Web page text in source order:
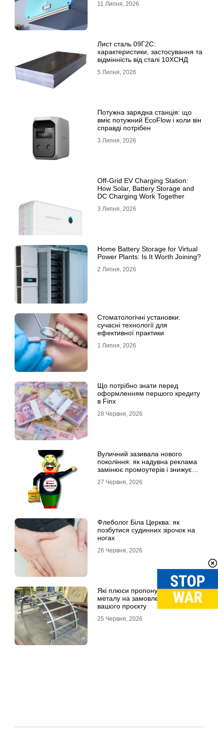
11 Липня, 2026
Лист сталь 09Г2С:
характеристики, застосування та
відмінність від сталі 10ХСНД
5 Липня, 2026
Потужна зарядна станція: що
вміє потужний EcoFlow і коли він
справді потрібен
3 Липня, 2026
Off-Grid EV Charging Station:
How Solar, Battery Storage and
DC Charging Work Together
3 Липня, 2026
Home Battery Storage for Virtual
Power Plants: Is It Worth Joining?
2 Липня, 2026
Стоматологічні установки:
сучасні технології для
ефективної практики
1 Липня, 2026
Що потрібно знати перед
оформленням першого кредиту
в Finx
28 Червня, 2026
Вуличний зазивала нового
покоління: як надувна реклама
замінює промоутерів і знижує
27 Червня, 2026
Флеболог Біла Церква: як
позбутися судинних зірочок на
ногах
26 Червня, 2026
Які плюси пропонують вироби із
металу на замовлення для
вашого проєкту
25 Червня, 2026